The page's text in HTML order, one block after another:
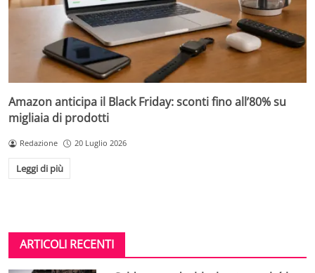
Amazon anticipa il Black Friday: sconti fino all’80% su
migliaia di prodotti
Redazione 20 Luglio 2026
Leggi di più
ARTICOLI RECENTI